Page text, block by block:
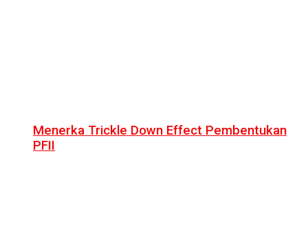
Menerka Trickle Down Effect Pembentukan
PFII